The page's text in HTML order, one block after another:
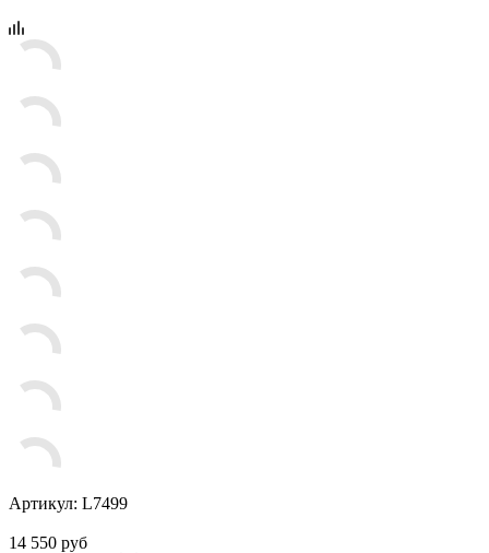
Артикул: L7499
14 550 руб